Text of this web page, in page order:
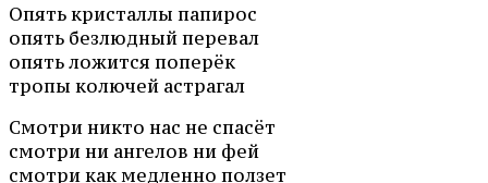
Опять кристаллы папирос
опять безлюдный перевал
опять ложится поперёк
тропы колючей астрагал
Смотри никто нас не спасёт
смотри ни ангелов ни фей
смотри как медленно ползет